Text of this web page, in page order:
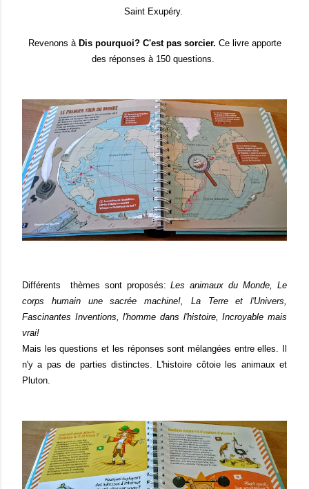
Saint Exupéry.
Revenons à Dis pourquoi? C'est pas sorcier. Ce livre apporte
des réponses à 150 questions.
Différents thèmes sont proposés:Les animaux du Monde, Le
corps humain une sacrée machine!, La Terre et l'Univers,
Fascinantes Inventions, l'homme dans l'histoire, Incroyable mais
vrai!
Mais les questions et les réponses sont mélangées entre elles. Il
n'y a pas de parties distinctes. L'histoire côtoie les animaux et
Pluton.